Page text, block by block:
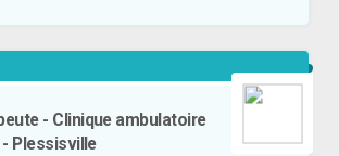
- Clinique ambulatoire
Plessisville